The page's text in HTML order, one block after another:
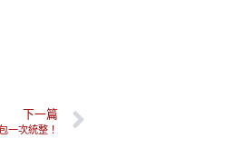
下一篇
一次統整！